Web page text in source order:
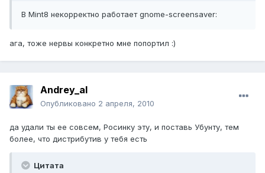
В Mint8 некорректно работает gnome-screensaver:
ага, тоже нервы конкретно мне попортил :)
Andrey_al
Опубликовано 2 апреля, 2010
да удали ты ее совсем, Росинку эту, и поставь Убунту, тем
более, что дистрибутив у тебя есть
Цитата